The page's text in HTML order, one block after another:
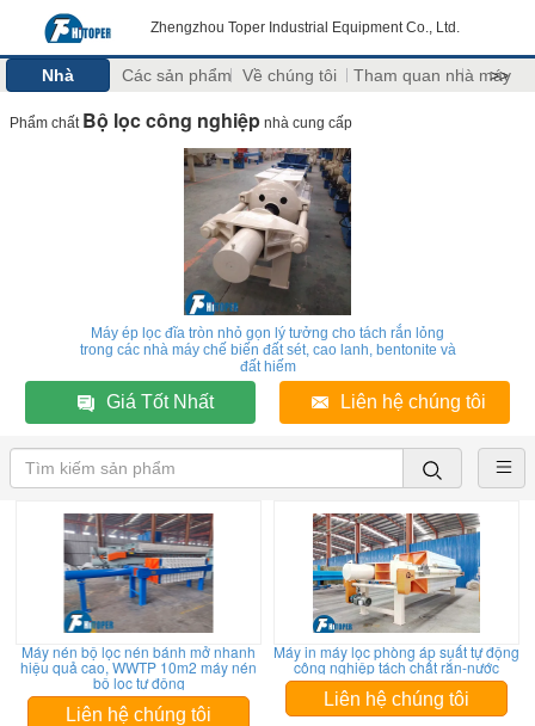
Zhengzhou Toper Industrial Equipment Co., Ltd.
Nhà Các sản phẩm Về chúng tôi Tham quan nhà máy
>>
Phẩm chất Bộ lọc công nghiệp nhà cung cấp
Máy ép lọc đĩa tròn nhỏ gọn lý tưởng cho tách rắn lỏng
trong các nhà máy chế biến đất sét, cao lanh, bentonite và
đất hiếm
Giá Tốt Nhất Liên hệ chúng tôi
Máy nén bộ lọc nén bánh mở nhanh
hiệu quả cao, WWTP 10m2 máy nén
bộ lọc tự động
Liên hệ chúng tôi
Máy in máy lọc phòng áp suất tự động
công nghiệp tách chất rắn-nước
Liên hệ chúng tôi